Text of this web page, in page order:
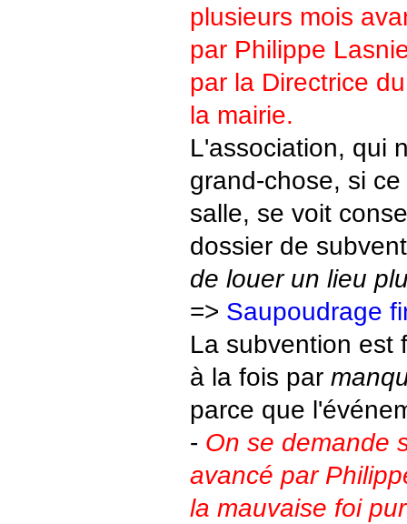
plusieurs mois
par Philippe
par la Directrice
la mairie.
L'association, qui
grand-chose, si
salle, se voit
dossier de
de louer un lieu
=> Saupoudrage
La subvention est
à la fois par
parce que
- On se demande
avancé par
la mauvaise foi